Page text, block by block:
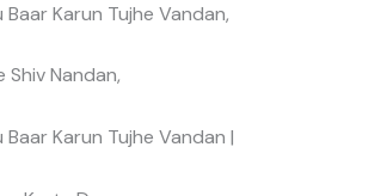
Karun Tujhe Vandan,
Shiv Nandan,
Karun Tujhe Vandan |